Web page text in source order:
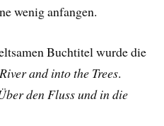
wenig anfangen.
Buchtitel wurde die
and into the Trees.
den Fluss und in die